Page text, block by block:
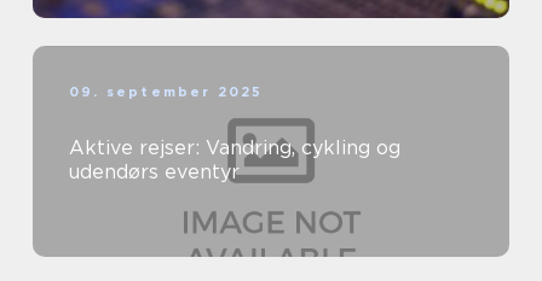
09. september 2025
Aktive rejser: Vandring, cykling og
udendørs eventyr